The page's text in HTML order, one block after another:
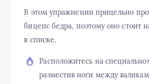
В этом упражнении прицельно
бицепс бедра, поэтому оно стоит
в списке.
Расположитесь на
разместив ноги между